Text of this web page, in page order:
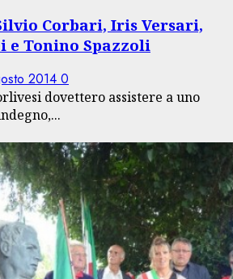
Corbari, Iris Versari,
e Tonino Spazzoli
2014 0
dovettero assistere a uno